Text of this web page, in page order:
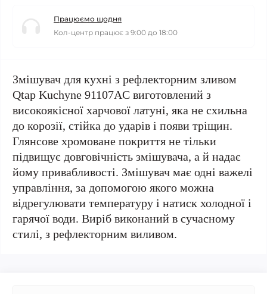
Працюємо щодня
Кол-центр працює з 9:00 до 18:00
Змішувач для кухні з рефлекторним зливом
Qtap Kuchyne 91107AC виготовлений з
високоякісної харчової латуні, яка не схильна
до корозії, стійка до ударів і появи тріщин.
Глянсове хромоване покриття не тільки
підвищує довговічність змішувача, а й надає
йому привабливості. Змішувач має одні важелі
управління, за допомогою якого можна
відрегулювати температуру і натиск холодної і
гарячої води. Виріб виконаний в сучасному
стилі, з рефлекторним виливом.